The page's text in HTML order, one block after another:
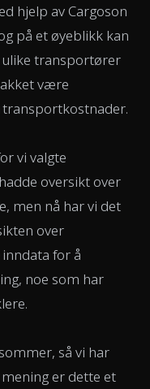
hjelp av Cargoson
på et øyeblikk kan
transportører
være
transportkostnader.
vi valgte
oversikt over
men nå har vi det
over
for å
noe som har
så vi har
er dette et